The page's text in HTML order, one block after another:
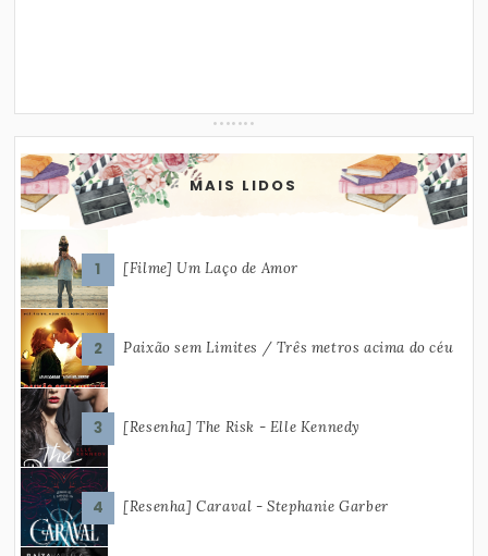
MAIS LIDOS
[Filme] Um Laço de Amor
Paixão sem Limites / Três metros acima do céu
[Resenha] The Risk - Elle Kennedy
[Resenha] Caraval - Stephanie Garber